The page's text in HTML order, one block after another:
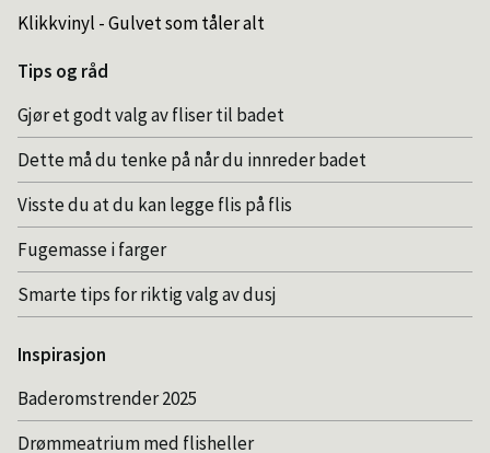
Klikkvinyl - Gulvet som tåler alt
Tips og råd
Gjør et godt valg av fliser til badet
Dette må du tenke på når du innreder badet
Visste du at du kan legge flis på flis
Fugemasse i farger
Smarte tips for riktig valg av dusj
Inspirasjon
Baderomstrender 2025
Drømmeatrium med flisheller